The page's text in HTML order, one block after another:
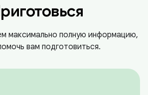
максимально полную информацию,
вам подготовиться.